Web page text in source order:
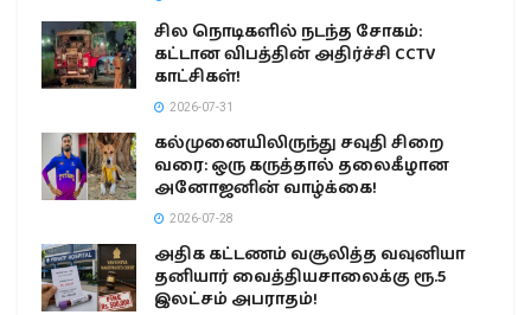
சில நொடிகளில் நடந்த சோகம்:
கட்டான விபத்தின் அதிர்ச்சி CCTV
காட்சிகள்!
2026-07-31
கல்முனையிலிருந்து சவுதி சிறை
வரை: ஒரு கருத்தால் தலைகீழான
அனோஜனின் வாழ்க்கை!
2026-07-28
அதிக கட்டணம் வசூலித்த வவுனியா
தனியார் வைத்தியசாலைக்கு ரூ.5
இலட்சம் அபராதம்!